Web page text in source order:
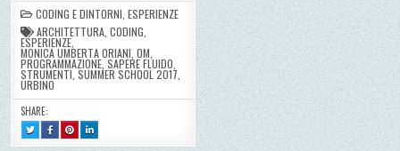
CODING E DINTORNI ,ESPERIENZE
ARCHITETTURA ,CODING
ESPERIENZE
MONICA UMBERTA ORIANI ,OM
PROGRAMMAZIONE ,SAPERE FLUIDO
STRUMENTI ,SUMMER SCHOOL 2017
URBINO
SHARE:
TWEET
THIS!
:
SHARE
THIS
ON
SHARE
THIS
ON
SHARE
THIS
ON